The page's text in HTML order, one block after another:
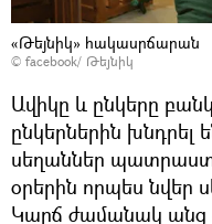
«Թեյնիկ» հակասրճարան
© facebook/ Թեյնիկ
Ավիկը և ընկերը
ընկերներին խնդրել
սեղաններ
օրերին որպես նվեր
Կարճ ժամանակ անց